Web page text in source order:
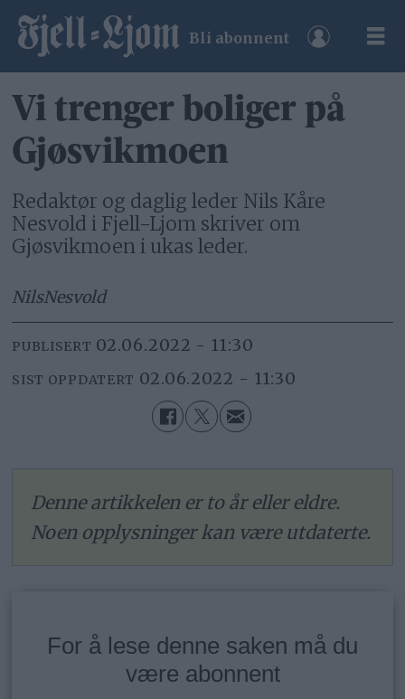
Bli abonnent
Vi trenger boliger på
Gjøsvikmoen
Redaktør og daglig leder Nils Kåre
Nesvold i Fjell-Ljom skriver om
Gjøsvikmoen i ukas leder.
NilsNesvold
PUBLISERT 02.06.2022 - 11:30
SIST OPPDATERT 02.06.2022 - 11:30
Denne artikkelen er to år eller eldre.
Noen opplysninger kan være utdaterte.
For å lese denne saken må du
være abonnent